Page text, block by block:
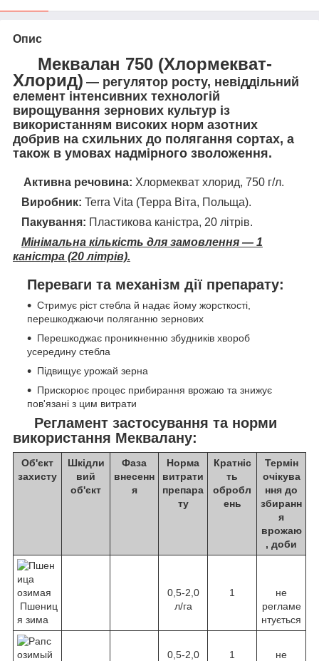
Опис
Меквалан 750 (Хлормекват-
Хлорид) — регулятор росту, невіддільний
елемент інтенсивних технологій
вирощування зернових культур із
використанням високих норм азотних
добрив на схильних до полягання сортах, а
також в умовах надмірного зволоження.
Активна речовина: Хлормекват хлорид, 750 г/л.
Виробник: Terra Vita (Терра Віта, Польща).
Пакування: Пластикова каністра, 20 літрів.
Мінімальна кількість для замовлення — 1
каністра (20 літрів).
Переваги та механізм дії препарату:
Стримує ріст стебла й надає йому жорсткості,
перешкоджаючи поляганню зернових
Перешкоджає проникненню збудників хвороб
усередину стебла
Підвищує урожай зерна
Прискорює процес прибирання врожаю та знижує
пов'язані з цим витрати
Регламент застосування та норми
використання Меквалану:
Об'єкт
захисту
Шкідли
вий
об'єкт
Фаза
внесенн
я
Норма
витрати
препара
ту
Кратніс
ть
обробл
ень
Термін
очікува
ння до
збиранн
я
врожаю
, доби
Пшениц
я зима
0,5-2,0
л/га
1
не
регламе
нтується
0,5-2,0
1
не